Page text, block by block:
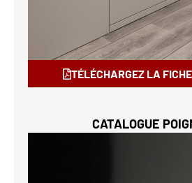
TÉLÉCHARGEZ LA
CATALOGUE